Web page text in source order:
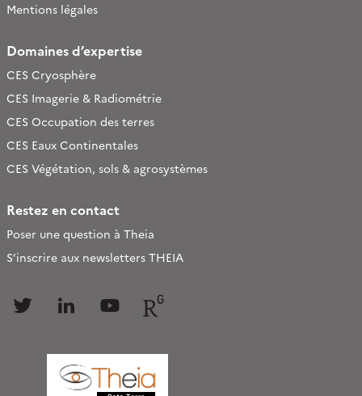
Mentions légales
Domaines d’expertise
CES Cryosphère
CES Imagerie & Radiométrie
CES Occupation des terres
CES Eaux Continentales
CES Végétation, sols & agrosystèmes
Restez en contact
Poser une question à Theia
S’inscrire aux newsletters THEIA
Follow Follow